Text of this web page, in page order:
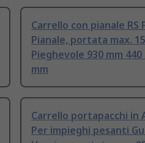
Carrello con pianale RS
Pianale, portata max.
Pieghevole 930 mm 440
mm
Carrello portapacchi in
Per impieghi pesanti